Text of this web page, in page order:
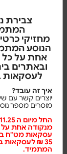
צבירת
מחזיקי
הנוסע
לעסקאות
איך זה עובד?
מוסרים מספר
עסקאות מט"ח
35 ₪ לעסקאות
המתמיד.